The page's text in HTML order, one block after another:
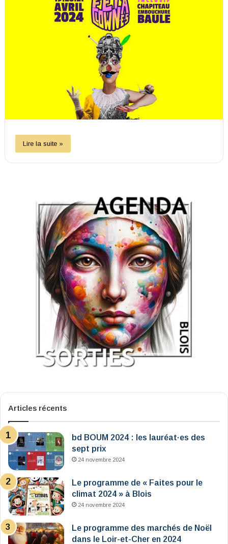
Lire la suite »
Articles récents
bd BOUM 2024 : les lauréat·es des
sept prix
24 novembre 2024
Le programme de « Faites pour le
climat 2024 » à Blois
24 novembre 2024
Le programme des marchés de Noël
dans le Loir-et-Cher en 2024